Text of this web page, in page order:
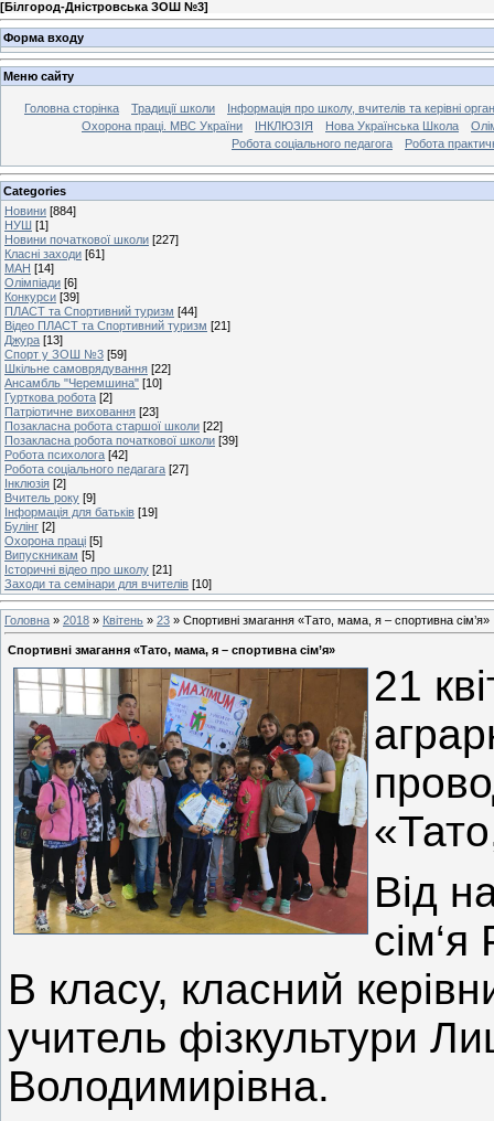
[Білгород-Дністровська ЗОШ №3]
Форма входу
Меню сайту
Головна сторінка Традиції школи
Інформація про школу, вчителів та керівні
Охорона праці. МВС України
ІНКЛЮЗІЯ Нова Українська Школа
Робота соціального педагога
Робота
Categories
Новини [884]
НУШ [1]
Новини початкової школи [227]
Класні заходи [61]
МАН [14]
Олімпіади [6]
Конкурси [39]
ПЛАСТ та Спортивний туризм [44]
Відео ПЛАСТ та Спортивний туризм [21]
Джура [13]
Спорт у ЗОШ №3 [59]
Шкільне самоврядування [22]
Ансамбль "Черемшина" [10]
Гурткова робота [2]
Патріотичне виховання [23]
Позакласна робота старшої школи [22]
Позакласна робота початкової школи [39]
Робота психолога [42]
Робота соціального педагага [27]
Інклюзія [2]
Вчитель року [9]
Інформація для батьків [19]
Булінг [2]
Охорона праці [5]
Випускникам [5]
Історичні відео про школу [21]
Заходи та семінари для вчителів [10]
Головна » 2018 » Квітень » 23 » Спортивні змагання «Тато, мама, я – спортивна сім’я»
Спортивні змагання «Тато, мама, я – спортивна сім’я»
21
Від
В класу, класний
учитель фізкультури
Володимирівна.